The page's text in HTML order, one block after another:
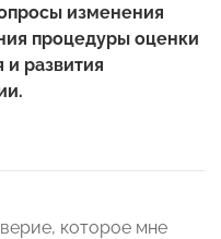
изменения
процедуры оценки
развития
которое мне